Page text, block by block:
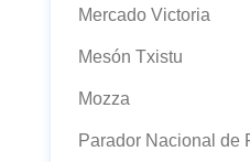
Mercado Victoria
Mesón Txistu
Mozza
Parador Nacional de